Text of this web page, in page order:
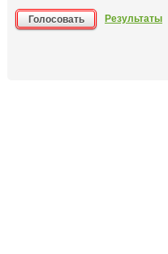
Голосовать Результаты